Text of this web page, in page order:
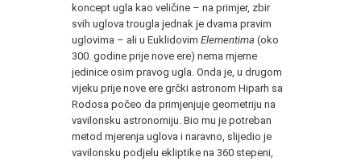
koncept ugla kao veličine – na primjer, zbir
svih uglova trougla jednak je dvama pravim
uglovima – ali u Euklidovim Elementima (oko
300. godine prije nove ere) nema mjerne
jedinice osim pravog ugla. Onda je, u drugom
vijeku prije nove ere grčki astronom Hiparh sa
Rodosa počeo da primjenjuje geometriju na
vavilonsku astronomiju. Bio mu je potreban
metod mjerenja uglova i naravno, slijedio je
vavilonsku podjelu ekliptike na 360 stepeni,